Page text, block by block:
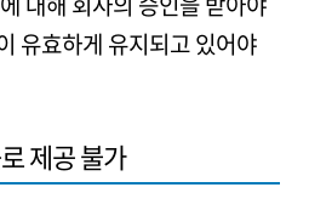
유효하게 유지되고 있어야
제공 불가